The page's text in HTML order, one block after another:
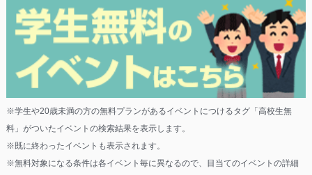
※学生や20歳未満の方の無料プランがあるイベントにつけるタグ「高校生無
料」がついたイベントの検索結果を表示します。
※既に終わったイベントも表示されます。
※無料対象になる条件は各イベント毎に異なるので、目当てのイベントの詳細